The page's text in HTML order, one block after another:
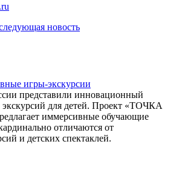
новость
игры-экскурсии
представили инновационный
экскурсий для детей. Проект «ТОЧКА
иммерсивные обучающие
отличаются от
и детских спектаклей.